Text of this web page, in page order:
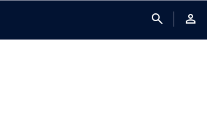
search person